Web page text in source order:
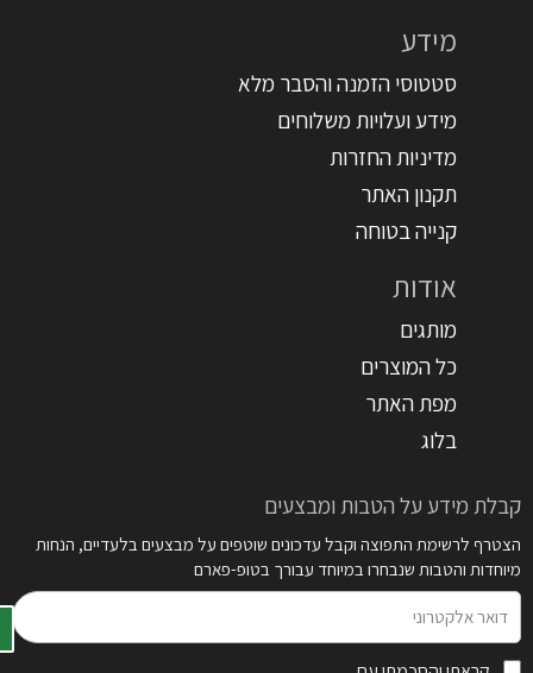
מידע
סטטוסי הזמנה והסבר מלא
מידע ועלויות משלוחים
מדיניות החזרות
תקנון האתר
קנייה בטוחה
אודות
מותגים
כל המוצרים
מפת האתר
בלוג
קבלת מידע על הטבות ומבצעים
הצטרף לרשימת התפוצה וקבל עדכונים שוטפים על מבצעים בלעדיים, הנחות
מיוחדות והטבות שנבחרו במיוחד עבורך בטופ-פארם
אלקטרוני